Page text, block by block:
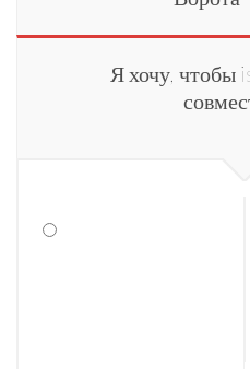
Я хочу, чтобы